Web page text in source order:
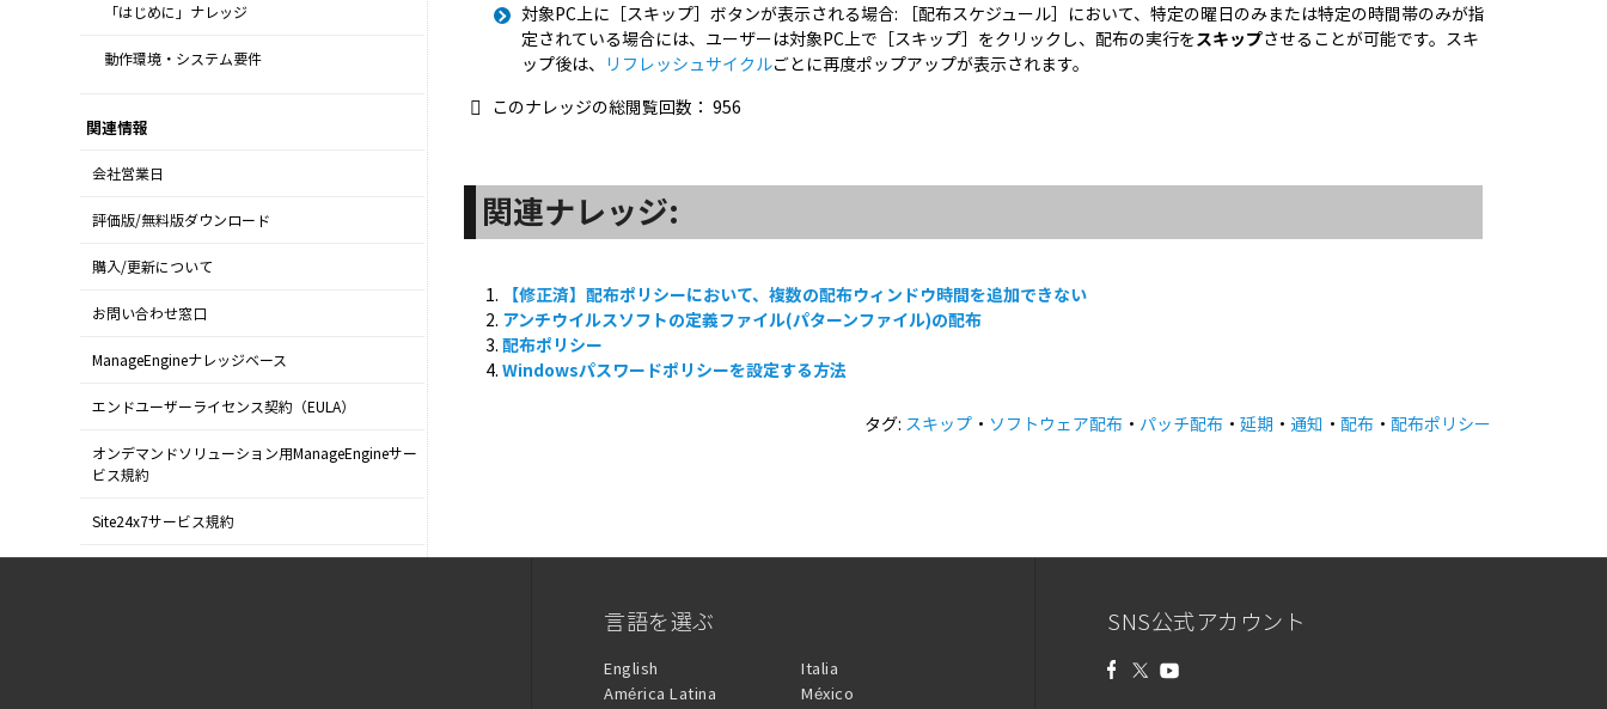
「はじめに」ナレッジ
動作環境・システム要件
関連情報
会社営業日
評価版/無料版ダウンロード
購入/更新について
お問い合わせ窓口
ManageEngineナレッジベース
エンドユーザーライセンス契約（EULA）
オンデマンドソリューション用ManageEngineサー
ビス規約
Site24x7サービス規約
対象PC上に［スキップ］ボタンが表示される場合: ［配布スケジュール］において、特定の曜日のみまたは特定の時間帯のみが指
定されている場合には、ユーザーは対象PC上で［スキップ］をクリックし、配布の実行をスキップさせることが可能です。スキ
ップ後は、 リフレッシュサイクルごとに再度ポップアップが表示されます。
このナレッジの総閲覧回数： 956
関連ナレッジ:
【修正済】配布ポリシーにおいて、複数の配布ウィンドウ時間を追加できない
アンチウイルスソフトの定義ファイル(パターンファイル)の配布
配布ポリシー
Windowsパスワードポリシーを設定する方法
タグ: スキップ ・ ソフトウェア配布 ・ パッチ配布 ・延期 ・ 通知 ・配布 ・配布ポリシー
言語を選ぶ
English
América Latina
Italia
México
SNS公式アカウント